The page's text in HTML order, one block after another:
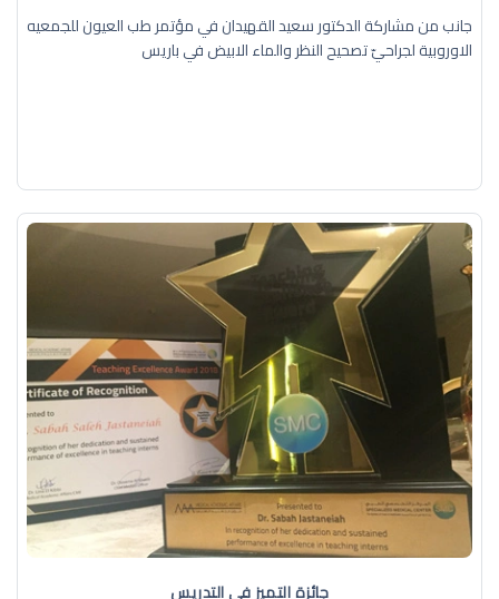
جانب من مشاركة الدكتور سعيد القهيدان في مؤتمر طب العيون للجمعيه
الاوروبية لجراحيّ تصحيح النظر والماء الابيض في باريس
جائزة التميز في التدريس